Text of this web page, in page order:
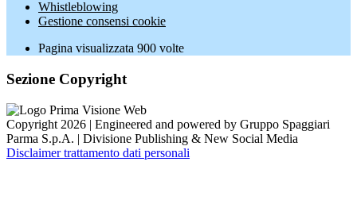
Whistleblowing
Gestione consensi cookie
Pagina visualizzata 900 volte
Sezione Copyright
Copyright 2026 | Engineered and powered by Gruppo Spaggiari
Parma S.p.A. | Divisione Publishing & New Social Media
Disclaimer trattamento dati personali